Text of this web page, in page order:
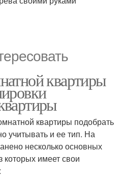
квартиры
квартиры подобрать
учитывать и ее тип. На
несколько основных
которых имеет свои